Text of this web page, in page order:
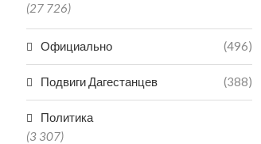
(27 726)
Официально (496)
Подвиги Дагестанцев (388)
Политика
(3 307)